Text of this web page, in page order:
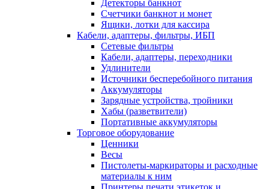
Детекторы банкнот
Счетчики банкнот и монет
Ящики, лотки для кассира
Кабели, адаптеры, фильтры, ИБП
Сетевые фильтры
Кабели, адаптеры, переходники
Удлинители
Источники бесперебойного питания
Аккумуляторы
Зарядные устройства, тройники
Хабы (разветвители)
Портативные аккумуляторы
Торговое оборудование
Ценники
Весы
Пистолеты-маркираторы и расходные
материалы к ним